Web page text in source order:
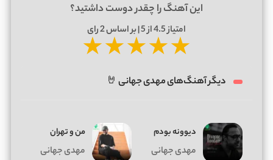
این آهنگ را چقدر دوست داشتید؟
امتیاز4.5از 5 | بر اساس 2رای
★★★★★
دیگر آهنگ‌های مهدی جهانی 🤘
دیوونه بودم
مهدی جهانی
من و تهران
مهدی جهانی